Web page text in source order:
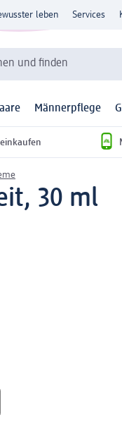
leben Services
und finden
Männerpflege
einkaufen
30 ml